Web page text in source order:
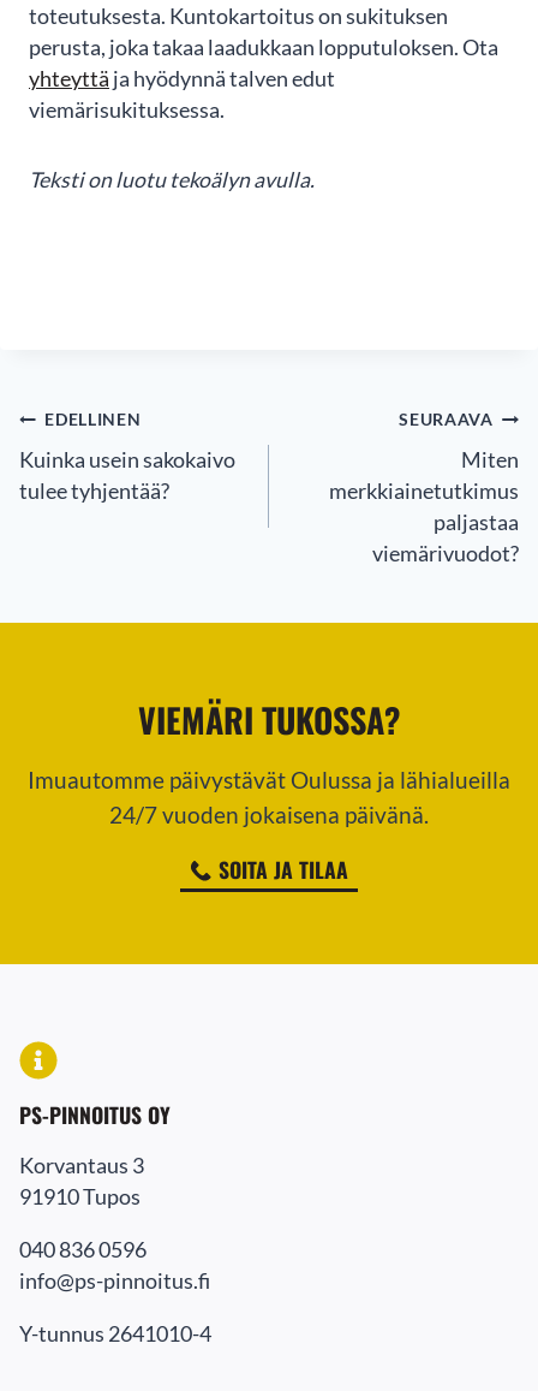
toteutuksesta. Kuntokartoitus on sukituksen
perusta, joka takaa laadukkaan lopputuloksen. Ota
yhteyttä ja hyödynnä talven edut
viemärisukituksessa.
Teksti on luotu tekoälyn avulla.
ARTIKKELIEN
SELAUS
EDELLINEN
Kuinka usein sakokaivo
tulee tyhjentää?
SEURAAVA
Miten
merkkiainetutkimus
paljastaa
viemärivuodot?
VIEMÄRI TUKOSSA?
Imuautomme päivystävät Oulussa ja lähialueilla
24/7 vuoden jokaisena päivänä.
SOITA JA TILAA
PS-PINNOITUS OY
Korvantaus 3
91910 Tupos
040 836 0596
info@ps-pinnoitus.fi
Y-tunnus 2641010-4